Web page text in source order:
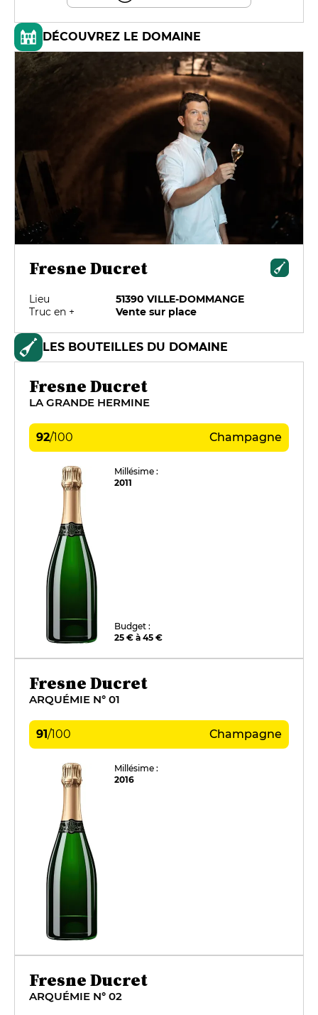
DÉCOUVREZ LE DOMAINE
Fresne Ducret
Lieu
51390 VILLE-DOMMANGE
Truc en +
Vente sur place
LES BOUTEILLES DU DOMAINE
Fresne Ducret
LA GRANDE HERMINE
92/100 Champagne
Millésime :
2011
Budget :
25 € à 45 €
Fresne Ducret
ARQUÉMIE N° 01
91/100 Champagne
Millésime :
2016
Fresne Ducret
ARQUÉMIE N° 02